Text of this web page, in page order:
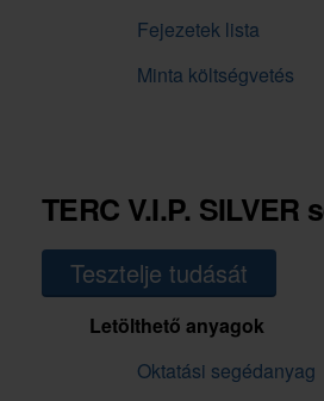
Fejezetek lista
Minta költségvetés
TERC V.I.P. SILVER
Tesztelje tudását
Letölthető anyagok
Oktatási segédanyag